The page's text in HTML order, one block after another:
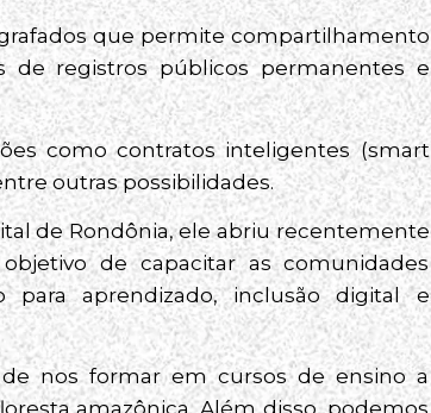
que permite compartilhamento
de registros públicos permanentes e
como contratos inteligentes (smart
outras possibilidades.
de Rondônia, ele abriu recentemente
de capacitar as comunidades
para aprendizado, inclusão digital e
nos formar em cursos de ensino a